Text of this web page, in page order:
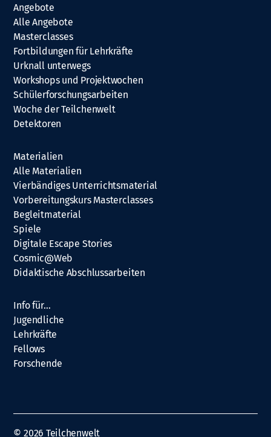
Angebote
Alle Angebote
Masterclasses
Fortbildungen für Lehrkräfte
Urknall unterwegs
Workshops und Projektwochen
Schülerforschungsarbeiten
Woche der Teilchenwelt
Detektoren
Materialien
Alle Materialien
Vierbändiges Unterrichtsmaterial
Vorbereitungskurs Masterclasses
Begleitmaterial
Spiele
Digitale Escape Stories
Cosmic@Web
Didaktische Abschlussarbeiten
Info für…
Jugendliche
Lehrkräfte
Fellows
Forschende
© 2026 Teilchenwelt